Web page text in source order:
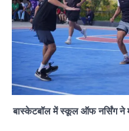
बास्केटबॉल में स्कूल ऑफ नर्सिंग ने